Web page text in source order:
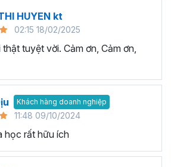
tạo Excel này bạn có thể làm chủ
Excel nâng cao, từ đó tối ưu hóa
tự động hóa các tác vụ lặp đi lặp lại.
thiểu lỗi và tăng hiệu suất làm việc
nghiệp:Khi trở thành người thành
sẽ có lợi thế rất lớn khi ứng tuyển
công việc.
HUYEN kt
02:15 18/02/2025
tuyệt vời. Cảm ơn, Cảm ơn,
Khách hàng doanh nghiệp
11:48 09/10/2024
học rất hữu ích